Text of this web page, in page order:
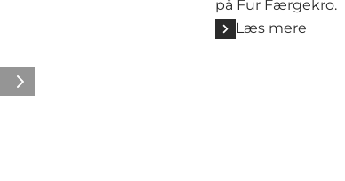
på Fur Færgekro.
Læs mere
billede
Næste billede